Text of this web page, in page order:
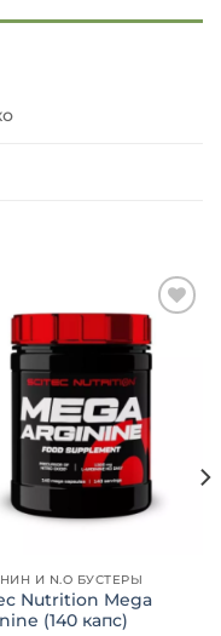
в список
желаний
И N.O БУСТЕРЫ
Nutrition Mega
(140 капс)